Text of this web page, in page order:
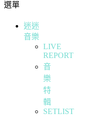
選單
迷迷
音樂
LIVE
REPORT
音
樂
特
輯
SETLIST